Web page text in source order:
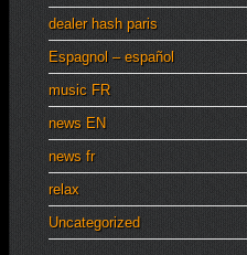
dealer hash paris
Espagnol – español
music FR
news EN
news fr
relax
Uncategorized